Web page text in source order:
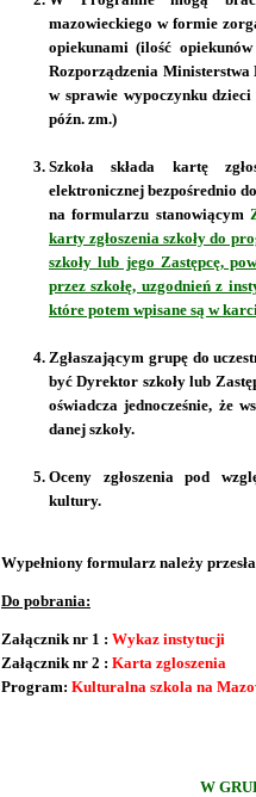
mazowieckiego w formie
opiekunami (ilość
Rozporządzenia
w sprawie wypoczynku
późn. zm.)
Szkoła składa kartę
elektronicznej bezpośrednio
na formularzu stanowiącym
karty zgłoszenia szkoły do
szkoły lub jego Zastępcę,
przez szkołę, uzgodnień z
które potem wpisane są w
Zgłaszającym grupę do
być Dyrektor szkoły lub
oświadcza jednocześnie, że
danej szkoły.
Oceny zgłoszenia pod
kultury.
Wypełniony formularz należy
Do pobrania:
Załącznik nr 1 : Wykaz instytucji
Załącznik nr 2 : Karta zgloszenia
Program: Kulturalna szkola na
W